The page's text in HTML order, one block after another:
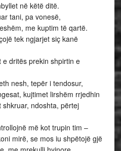
në këtë ditë.
tani, pa vonesë,
me kuptim të qartë.
tek ngjarjet siç kanë
dritës prekin shpirtin e
nesh, tepër i tendosur,
kujtimet lirshëm rrjedhin
ndoshta, përtej
më kot trupin tim –
mirë, se mos iu shpëtojë gjë